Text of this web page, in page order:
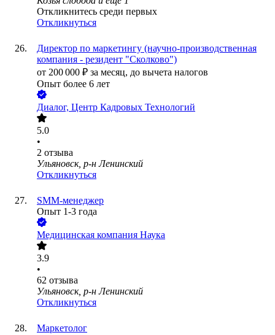
Откликнитесь среди первых
Откликнуться
Директор по маркетингу (научно-производственная
компания - резидент "Сколково")
от 200 000 ₽ за месяц, до вычета налогов
Опыт более 6 лет
Диалог, Центр Кадровых Технологий
5.0
•
2 отзыва
Ульяновск, р-н Ленинский
Откликнуться
SMM-менеджер
Опыт 1-3 года
Медицинская компания Наука
3.9
•
62 отзыва
Ульяновск, р-н Ленинский
Откликнуться
Маркетолог